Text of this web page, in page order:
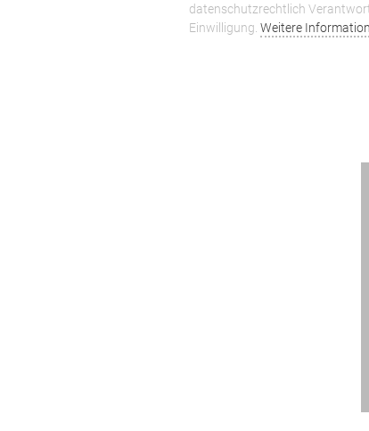
datenschutzrechtlich
Einwilligung. Weitere